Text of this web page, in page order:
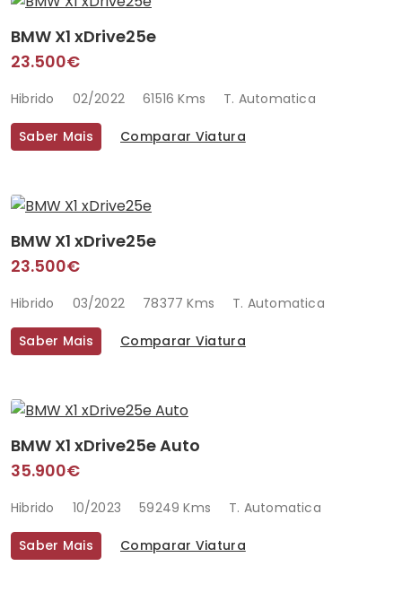
BMW X1 xDrive25e
23.500€
Hibrido 02/2022 61516 Kms T. Automatica
Saber Mais Comparar Viatura
BMW X1 xDrive25e
23.500€
Hibrido 03/2022 78377 Kms T. Automatica
Saber Mais Comparar Viatura
BMW X1 xDrive25e Auto
35.900€
Hibrido 10/2023 59249 Kms T. Automatica
Saber Mais Comparar Viatura